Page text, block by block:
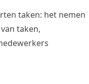
taken: het nemen
taken,